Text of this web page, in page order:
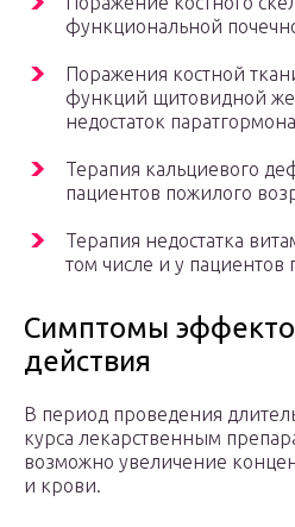
функциональной
Поражения костной
функций щитовидной
недостаток
Терапия кальциевого
пациентов пожилого
Терапия недостатка
том числе и у пациентов
Симптомы
действия
В период проведения
курса лекарственным
возможно увеличение
и крови.